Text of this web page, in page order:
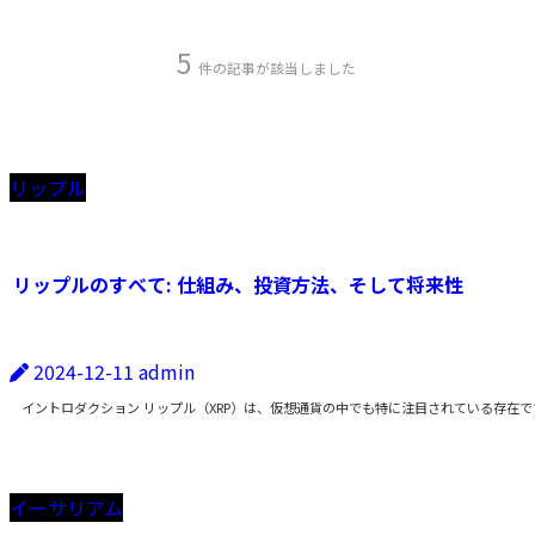
5 件の記事が該当しました
リップル
リップルのすべて: 仕組み、投資方法、そして将来性
2024-12-11 admin
イントロダクション リップル（XRP）は、仮想通貨の中でも特に注目されている存在
イーサリアム